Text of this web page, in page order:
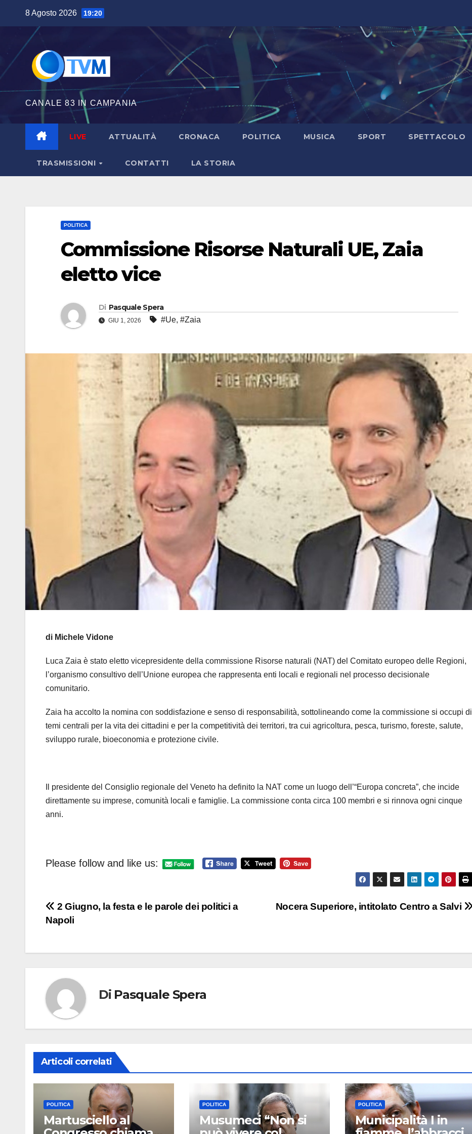
contenuto
8 Agosto 2026 19:20
CANALE 83 IN CAMPANIA
LIVE ATTUALITÀ CRONACA POLITICA MUSICA SPORT SPETTACOLO
TRASMISSIONI CONTATTI LA STORIA
POLITICA
Commissione Risorse Naturali UE, Zaia
eletto vice
Di Pasquale Spera
GIU 1, 2026 #Ue, #Zaia
di Michele Vidone
Luca Zaia è stato eletto vicepresidente della commissione Risorse naturali (NAT) del Comitato europeo delle Regioni,
l’organismo consultivo dell’Unione europea che rappresenta enti locali e regionali nel processo decisionale
comunitario.
Zaia ha accolto la nomina con soddisfazione e senso di responsabilità, sottolineando come la commissione si occupi di
temi centrali per la vita dei cittadini e per la competitività dei territori, tra cui agricoltura, pesca, turismo, foreste, salute,
sviluppo rurale, bioeconomia e protezione civile.
Il presidente del Consiglio regionale del Veneto ha definito la NAT come un luogo dell’“Europa concreta”, che incide
direttamente su imprese, comunità locali e famiglie. La commissione conta circa 100 membri e si rinnova ogni cinque
anni.
Please follow and like us:
Navigazione
articoli
Nocera Superiore, intitolato Centro a Salvi
2 Giugno, la festa e le parole dei politici a
Napoli
Di Pasquale Spera
Articoli correlati
POLITICA
Martusciello al
POLITICA
Musumeci “Non si
POLITICA
Municipalità I in